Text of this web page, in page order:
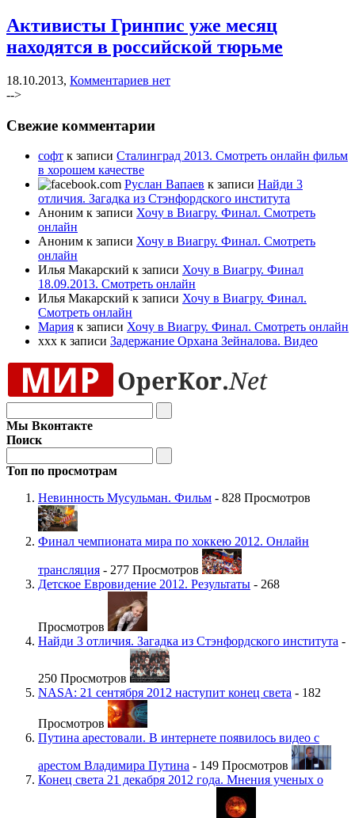
Активисты Гринпис уже месяц
находятся в российской тюрьме
18.10.2013, Комментариев нет
-->
Свежие комментарии
софт к записи Сталинград 2013. Смотреть онлайн фильм
в хорошем качестве
Руслан Вапаев к записи Найди 3
отличия. Загадка из Стэнфордского института
Аноним к записи Хочу в Виагру. Финал. Смотреть
онлайн
Аноним к записи Хочу в Виагру. Финал. Смотреть
онлайн
Илья Макарский к записи Хочу в Виагру. Финал
18.09.2013. Смотреть онлайн
Илья Макарский к записи Хочу в Виагру. Финал.
Смотреть онлайн
Мария к записи Хочу в Виагру. Финал. Смотреть онлайн
xxx к записи Задержание Орхана Зейналова. Видео
Мы Вконтакте
Поиск
Топ по просмотрам
Невинность Мусульман. Фильм - 828 Просмотров
Финал чемпионата мира по хоккею 2012. Онлайн
трансляция - 277 Просмотров
Детское Евровидение 2012. Результаты - 268
Просмотров
Найди 3 отличия. Загадка из Стэнфордского института -
250 Просмотров
NASA: 21 сентября 2012 наступит конец света - 182
Просмотров
Путина арестовали. В интернете появилось видео с
арестом Владимира Путина - 149 Просмотров
Конец света 21 декабря 2012 года. Мнения ученых о